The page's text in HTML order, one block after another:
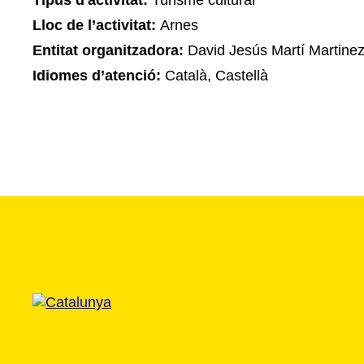
Lloc de l’activitat: Arnes
Entitat organitzadora: David Jesús Martí Martinez
Idiomes d’atenció: Català, Castellà